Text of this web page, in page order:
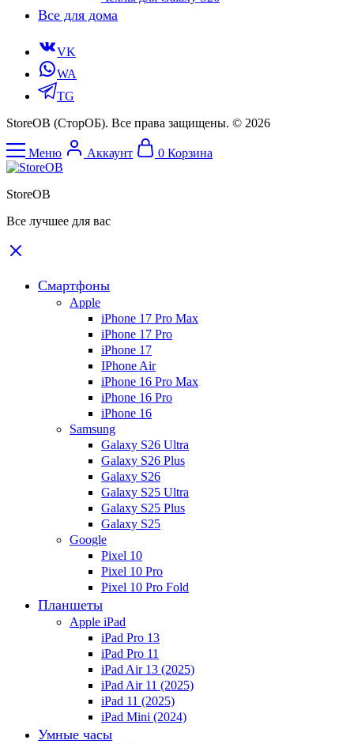
Все для дома
VK
WA
TG
StoreOB (CторОБ). Все права защищены. © 2026
Меню Аккаунт 0 Корзина
StoreOB
Все лучшее для вас
Смартфоны
Apple
iPhone 17 Pro Max
iPhone 17 Pro
iPhone 17
IPhone Air
iPhone 16 Pro Max
iPhone 16 Pro
iPhone 16
Samsung
Galaxy S26 Ultra
Galaxy S26 Plus
Galaxy S26
Galaxy S25 Ultra
Galaxy S25 Plus
Galaxy S25
Google
Pixel 10
Pixel 10 Pro
Pixel 10 Pro Fold
Планшеты
Apple iPad
iPad Pro 13
iPad Pro 11
iPad Air 13 (2025)
iPad Air 11 (2025)
iPad 11 (2025)
iPad Mini (2024)
Умные часы